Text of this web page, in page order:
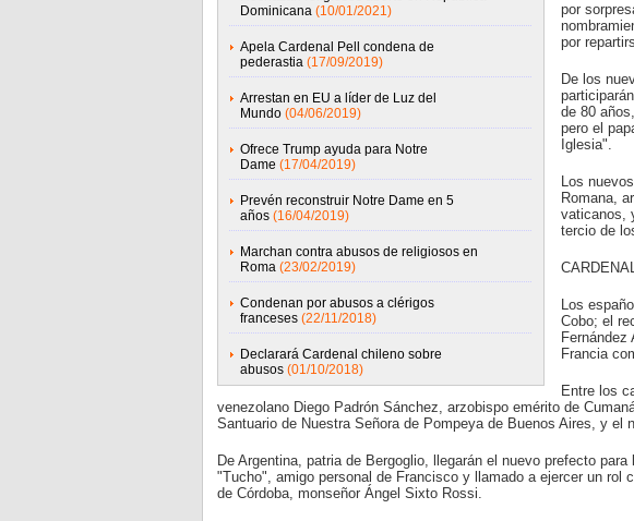
Dominicana (10/01/2021)
Apela Cardenal Pell condena de
pederastia (17/09/2019)
Arrestan en EU a líder de Luz del
Mundo (04/06/2019)
Ofrece Trump ayuda para Notre
Dame (17/04/2019)
Prevén reconstruir Notre Dame en 5
años (16/04/2019)
Marchan contra abusos de religiosos en
Roma (23/02/2019)
Condenan por abusos a clérigos
franceses (22/11/2018)
Declarará Cardenal chileno sobre
abusos (01/10/2018)
por
por
De los
de 80
pero el
Iglesia".
Los
Romana,
vaticanos,
tercio de
Los
Cobo; el
Francia
Entre los
venezolano Diego Padrón Sánchez, arzobispo emérito de
Santuario de Nuestra Señora de Pompeya de Buenos Aires, y el
De Argentina, patria de Bergoglio, llegarán el nuevo prefecto
"Tucho", amigo personal de Francisco y llamado a ejercer un rol
de Córdoba, monseñor Ángel Sixto Rossi.